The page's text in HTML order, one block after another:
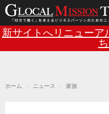
メ
イ
ン
移
動
Main
新サイトへリニューア
ホーム ニュース 家族